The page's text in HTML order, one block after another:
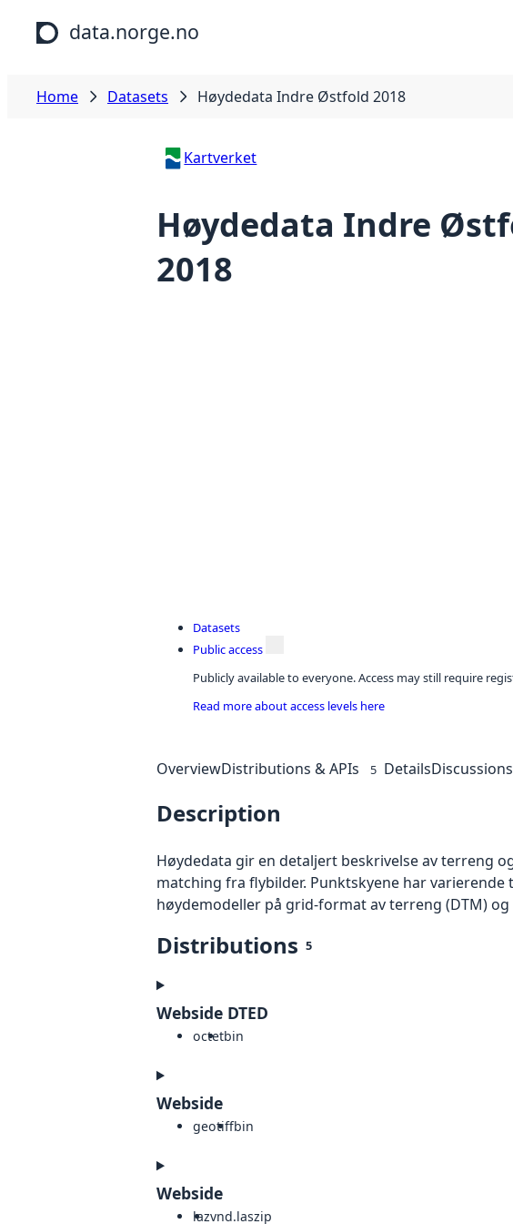
Skip to main content
data.norge.no
Home Datasets Høydedata Indre Østfold 2018
Kartverket
Høydedata Indre
2018
Datasets
Public access
Publicly available to everyone. Access may still require
Read more about access levels here
OverviewDistributions & APIs 5 DetailsDiscussions
Description
Høydedata gir en detaljert beskrivelse av terreng
matching fra flybilder. Punktskyene har
høydemodeller på grid-format av terreng (DTM) og
Distributions 5
Webside DTED
octetbin
Webside
geotiffbin
Webside
lazvnd.laszip